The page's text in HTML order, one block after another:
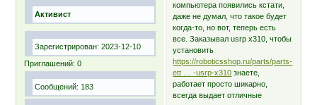
Активист
Зарегистрирован: 2023-12-10
Приглашений: 0
Сообщений: 183
компьютера появились кстати,
даже не думал, что такое будет
когда-то, но вот, теперь есть
все. Заказывал usrp x310, чтобы
установить
https://roboticsshop.ru/parts/parts-
ett … -usrp-x310 знаете,
работает просто шикарно,
всегда выдает отличные